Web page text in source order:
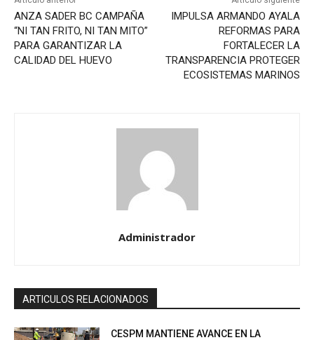
ANZA SADER BC CAMPAÑA
“NI TAN FRITO, NI TAN MITO”
PARA GARANTIZAR LA
CALIDAD DEL HUEVO
IMPULSA ARMANDO AYALA
REFORMAS PARA
FORTALECER LA
TRANSPARENCIA PROTEGER
ECOSISTEMAS MARINOS
Administrador
ARTICULOS RELACIONADOS
CESPM MANTIENE AVANCE EN LA